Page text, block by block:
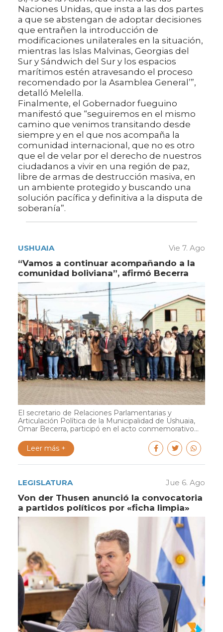
Naciones Unidas, que insta a las dos partes
a que se abstengan de adoptar decisiones
que entrañen la introducción de
modificaciones unilaterales en la situación,
mientras las Islas Malvinas, Georgias del
Sur y Sándwich del Sur y los espacios
marítimos estén atravesando el proceso
recomendado por la Asamblea General’”,
detalló Melella.
Finalmente, el Gobernador fueguino
manifestó que “seguiremos en el mismo
camino que venimos transitando desde
siempre y en el que nos acompaña la
comunidad internacional, que no es otro
que el de velar por el derecho de nuestros
ciudadanos a vivir en una región de paz,
libre de armas de destrucción masiva, en
un ambiente protegido y buscando una
solución pacífica y definitiva a la disputa de
soberanía”.
USHUAIA Vie 7. Ago
“Vamos a continuar acompañando a la
comunidad boliviana”, afirmó Becerra
El secretario de Relaciones Parlamentarias y
Articulación Política de la Municipalidad de Ushuaia,
Omar Becerra, participó en el acto conmemorativo...
Leer más +
LEGISLATURA Jue 6. Ago
Von der Thusen anunció la convocatoria
a partidos políticos por «ficha limpia»